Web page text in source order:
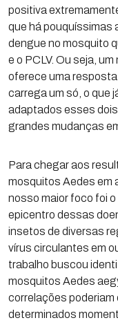
positiva
que há pouquíssimas
dengue no mosquito
e o PCLV. Ou seja,
oferece uma
carrega um só, o que
adaptados esses
grandes mudanças
Para chegar aos
mosquitos Aedes em
nosso maior foco foi o
epicentro dessas
insetos de diversas
vírus circulantes em
trabalho buscou
mosquitos Aedes
correlações poderiam
determinados